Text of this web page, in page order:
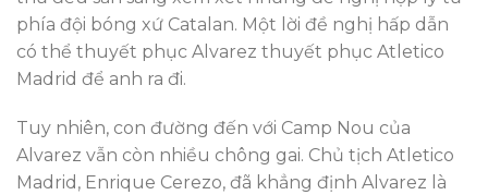
phía đội bóng xứ Catalan. Một lời đề nghị hấp dẫn
có thể thuyết phục Alvarez thuyết phục Atletico
Madrid để anh ra đi.
Tuy nhiên, con đường đến với Camp Nou của
Alvarez vẫn còn nhiều chông gai. Chủ tịch Atletico
Madrid, Enrique Cerezo, đã khẳng định Alvarez là